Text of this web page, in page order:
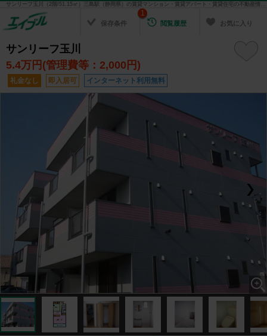
サンリーフ玉川（2階/51.15㎡）三島駅（静岡県）の賃貸マンション・賃貸アパート・賃貸住宅の不動産情報を検索！ 不動産賃貸の物件探しは、お部屋探しのエイブル
保存条件 閲覧履歴
1
お気に入り
サンリーフ玉川
5.4万円(管理費等：2,000円)
礼金なし 即入居可 インターネット利用無料